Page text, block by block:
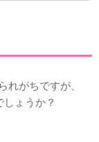
れがちですが、
ょうか？